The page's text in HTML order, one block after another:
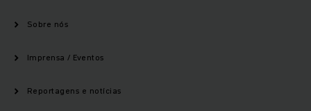
Sobre nós
Imprensa / Eventos
Reportagens e notícias